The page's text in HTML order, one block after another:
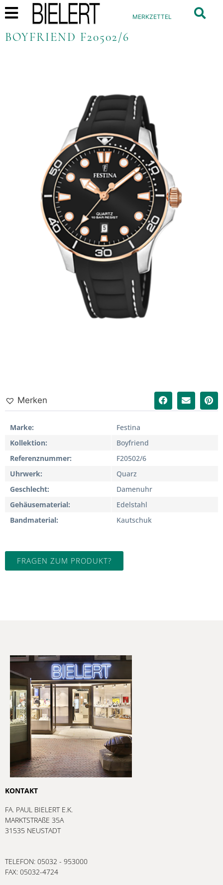
MERKZETTEL
BOYFRIEND F20502/6
Merken
Marke
Festina
Kollektion
Boyfriend
Referenznummer
F20502/6
Uhrwerk
Quarz
Geschlecht
Damenuhr
Gehäusematerial
Edelstahl
Bandmaterial
Kautschuk
FRAGEN ZUM PRODUKT?
KONTAKT
FA. PAUL BIELERT E.K.
MARKTSTRAßE 35A
31535 NEUSTADT
TELEFON: 05032 - 953000
FAX: 05032-4724